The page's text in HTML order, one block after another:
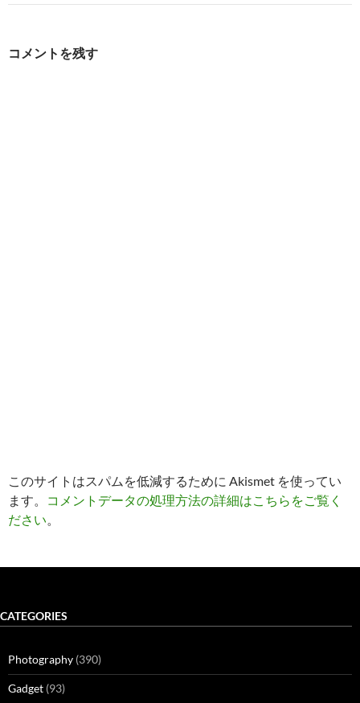
ゲ
コメントを残す
このサイトはスパムを低減するために Akismet を使ってい
ます。
コメントデータの処理方法の詳細はこちらをご覧く
ださい。
CATEGORIES
Photography (390)
Gadget (93)